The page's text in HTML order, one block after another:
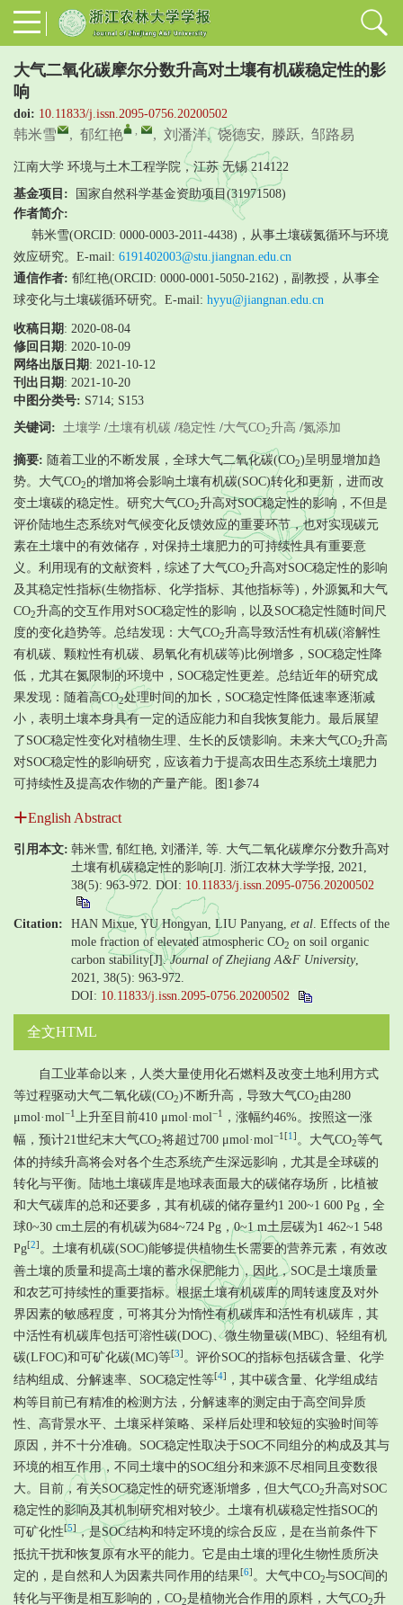
大气二氧化碳摩尔分数升高对土壤有机碳稳定性的影
响
doi: 10.11833/j.issn.2095-0756.20200502
韩米雪 , 郁红艳 , , 刘潘洋, 饶德安, 滕跃, 邹路易
江南大学 环境与土木工程学院，江苏 无锡 214122
基金项目: 国家自然科学基金资助项目(31971508)
作者简介:
韩米雪(ORCID: 0000-0003-2011-4438)，从事土壤碳氮循环与环境
效应研究。E-mail: 6191402003@stu.jiangnan.edu.cn
通信作者: 郁红艳(ORCID: 0000-0001-5050-2162)，副教授，从事全
球变化与土壤碳循环研究。E-mail: hyyu@jiangnan.edu.cn
收稿日期 : 2020-08-04
修回日期 : 2020-10-09
网络出版日期 : 2021-10-12
刊出日期 : 2021-10-20
中图分类号: S714; S153
关键词:
土壤学 /土壤有机碳 /稳定性 /大气CO2升高 /氮添加
摘要: 随着工业的不断发展，全球大气二氧化碳(CO2)呈明显增加趋
势。大气CO2的增加将会影响土壤有机碳(SOC)转化和更新，进而改
变土壤碳的稳定性。研究大气CO2升高对SOC稳定性的影响，不但是
评价陆地生态系统对气候变化反馈效应的重要环节，也对实现碳元
素在土壤中的有效储存，对保持土壤肥力的可持续性具有重要意
义。利用现有的文献资料，综述了大气CO2升高对SOC稳定性的影响
及其稳定性指标(生物指标、化学指标、其他指标等)，外源氮和大气
CO2升高的交互作用对SOC稳定性的影响，以及SOC稳定性随时间尺
度的变化趋势等。总结发现：大气CO2升高导致活性有机碳(溶解性
有机碳、颗粒性有机碳、易氧化有机碳等)比例增多，SOC稳定性降
低，尤其在氮限制的环境中，SOC稳定性更差。总结近年的研究成
果发现：随着高CO2处理时间的加长，SOC稳定性降低速率逐渐减
小，表明土壤本身具有一定的适应能力和自我恢复能力。最后展望
了SOC稳定性变化对植物生理、生长的反馈影响。未来大气CO2升高
对SOC稳定性的影响研究，应该着力于提高农田生态系统土壤肥力
可持续性及提高农作物的产量产能。图1参74
English Abstract
引用本文: 韩米雪, 郁红艳, 刘潘洋, 等. 大气二氧化碳摩尔分数升高对
土壤有机碳稳定性的影响[J]. 浙江农林大学学报, 2021,
38(5): 963-972. DOI: 10.11833/j.issn.2095-0756.20200502
Citation: HAN Mixue, YU Hongyan, LIU Panyang, et al . Effects of the
mole fraction of elevated atmospheric CO2 on soil organic
carbon stability[J].Journal of Zhejiang A&F University,
2021, 38(5): 963-972.
DOI: 10.11833/j.issn.2095-0756.20200502
全文HTML
自工业革命以来，人类大量使用化石燃料及改变土地利用方式
等过程驱动大气二氧化碳(CO2)不断升高，导致大气CO2由280
μmol·mol−1 上升至目前410 μmol·mol−1
，涨幅约46%。按照这一涨
幅，预计21世纪末大气CO2将超过700 μmol·mol−1 [1 ] 。大气CO2等气
体的持续升高将会对各个生态系统产生深远影响，尤其是全球碳的
转化与平衡。陆地土壤碳库是地球表面最大的碳储存场所，比植被
和大气碳库的总和还要多，其有机碳的储存量约1 200~1 600 Pg，全
球0~30 cm土层的有机碳为684~724 Pg，0~1 m土层碳为1 462~1 548
Pg[2] 。土壤有机碳(SOC)能够提供植物生长需要的营养元素，有效改
善土壤的质量和提高土壤的蓄水保肥能力，因此，SOC是土壤质量
和农艺可持续性的重要指标。根据土壤有机碳库的周转速度及对外
界因素的敏感程度，可将其分为惰性有机碳库和活性有机碳库，其
中活性有机碳库包括可溶性碳(DOC)、微生物量碳(MBC)、轻组有机
碳(LFOC)和可矿化碳(MC)等[3] 。评价SOC的指标包括碳含量、化学
结构组成、分解速率、SOC稳定性等[4]
，其中碳含量、化学组成结
构等目前已有精准的检测方法，分解速率的测定由于高空间异质
性、高背景水平、土壤采样策略、采样后处理和较短的实验时间等
原因，并不十分准确。SOC稳定性取决于SOC不同组分的构成及其与
环境的相互作用，不同土壤中的SOC组分和来源不尽相同且变数很
大。目前，有关SOC稳定性的研究逐渐增多，但大气CO2升高对SOC
稳定性的影响及其机制研究相对较少。土壤有机碳稳定性指SOC的
可矿化性[5]，是SOC结构和特定环境的综合反应，是在当前条件下
抵抗干扰和恢复原有水平的能力。它是由土壤的理化生物性质所决
定的，是自然和人为因素共同作用的结果[6] 。大气中CO2与SOC间的
转化与平衡是相互影响的，CO2是植物光合作用的原料，大气CO2升